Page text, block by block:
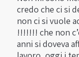
credo che ci si
non ci si vuole
!!!!!!! che non
anni si doveva